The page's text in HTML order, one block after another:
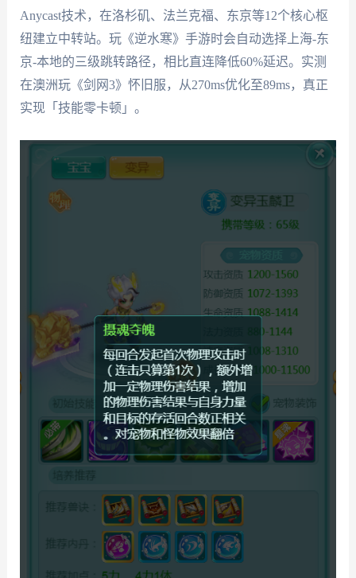
Anycast技术，在洛杉矶、法兰克福、东京等12个核心枢
纽建立中转站。玩《逆水寒》手游时会自动选择上海-东
京-本地的三级跳转路径，相比直连降低60%延迟。实测
在澳洲玩《剑网3》怀旧服，从270ms优化至89ms，真正
实现「技能零卡顿」。